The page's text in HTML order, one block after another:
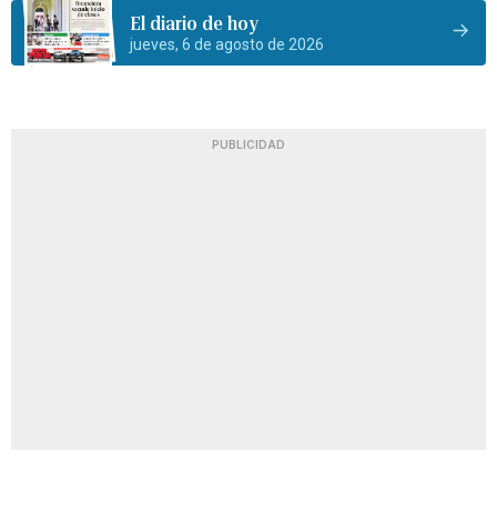
El diario de hoy
jueves, 6 de agosto de 2026
PUBLICIDAD